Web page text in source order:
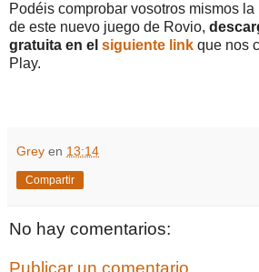
Podéis comprobar vosotros mismos
de este nuevo juego de Rovio,
gratuita en el siguiente link que nos
Play.
Grey en 13:14
Compartir
No hay comentarios: